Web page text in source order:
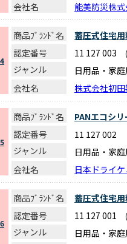
会社名
能美防災株
商品ﾌﾞﾗﾝﾄﾞ名
蓄圧式住宅
認定番号
11 127 003
ジャンル
日用品・家
会社名
株式会社初
商品ﾌﾞﾗﾝﾄﾞ名
PANエコシリ
認定番号
11 127 002
ジャンル
日用品・家
会社名
日本ドライ
商品ﾌﾞﾗﾝﾄﾞ名
蓄圧式住宅
認定番号
11 127 001
ジャンル
日用品・家